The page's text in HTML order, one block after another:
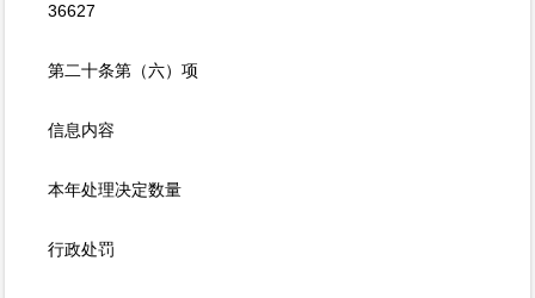
36627
第二十条第（六）项
信息内容
本年处理决定数量
行政处罚